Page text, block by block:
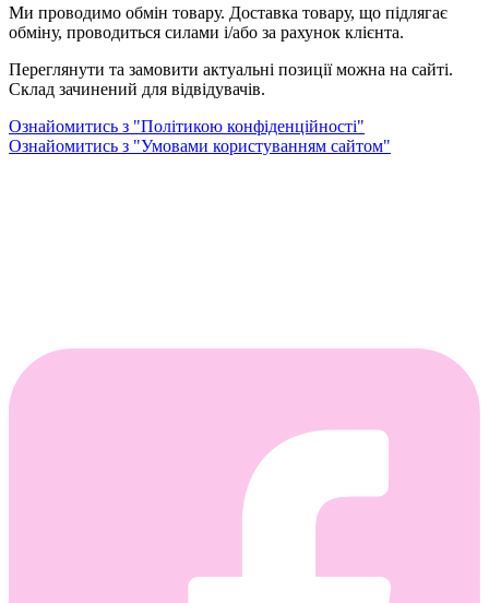
Ми проводимо обмін товару. Доставка товару, що підлягає
обміну, проводиться силами і/або за рахунок клієнта.
Переглянути та замовити актуальні позиції можна на сайті.
Склад зачинений для відвідувачів.
Ознайомитись з "Політикою конфіденційності"
Ознайомитись з "Умовами користуванням сайтом"